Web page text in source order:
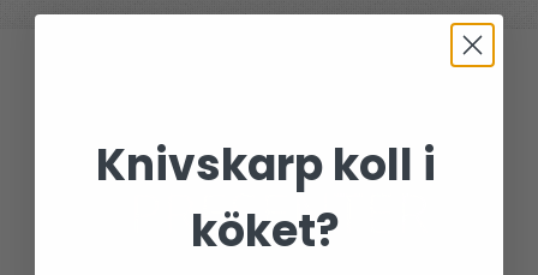
Knivskarp koll i
köket?